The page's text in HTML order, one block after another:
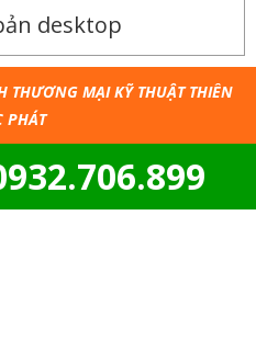
desktop
THƯƠNG MẠI KỸ THUẬT THIÊN
PHÁT